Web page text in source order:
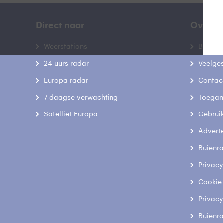
Direct naar
Weerstations
24 uurs radar
Europa radar
7-daagse verwachting
Satelliet Europa
Over